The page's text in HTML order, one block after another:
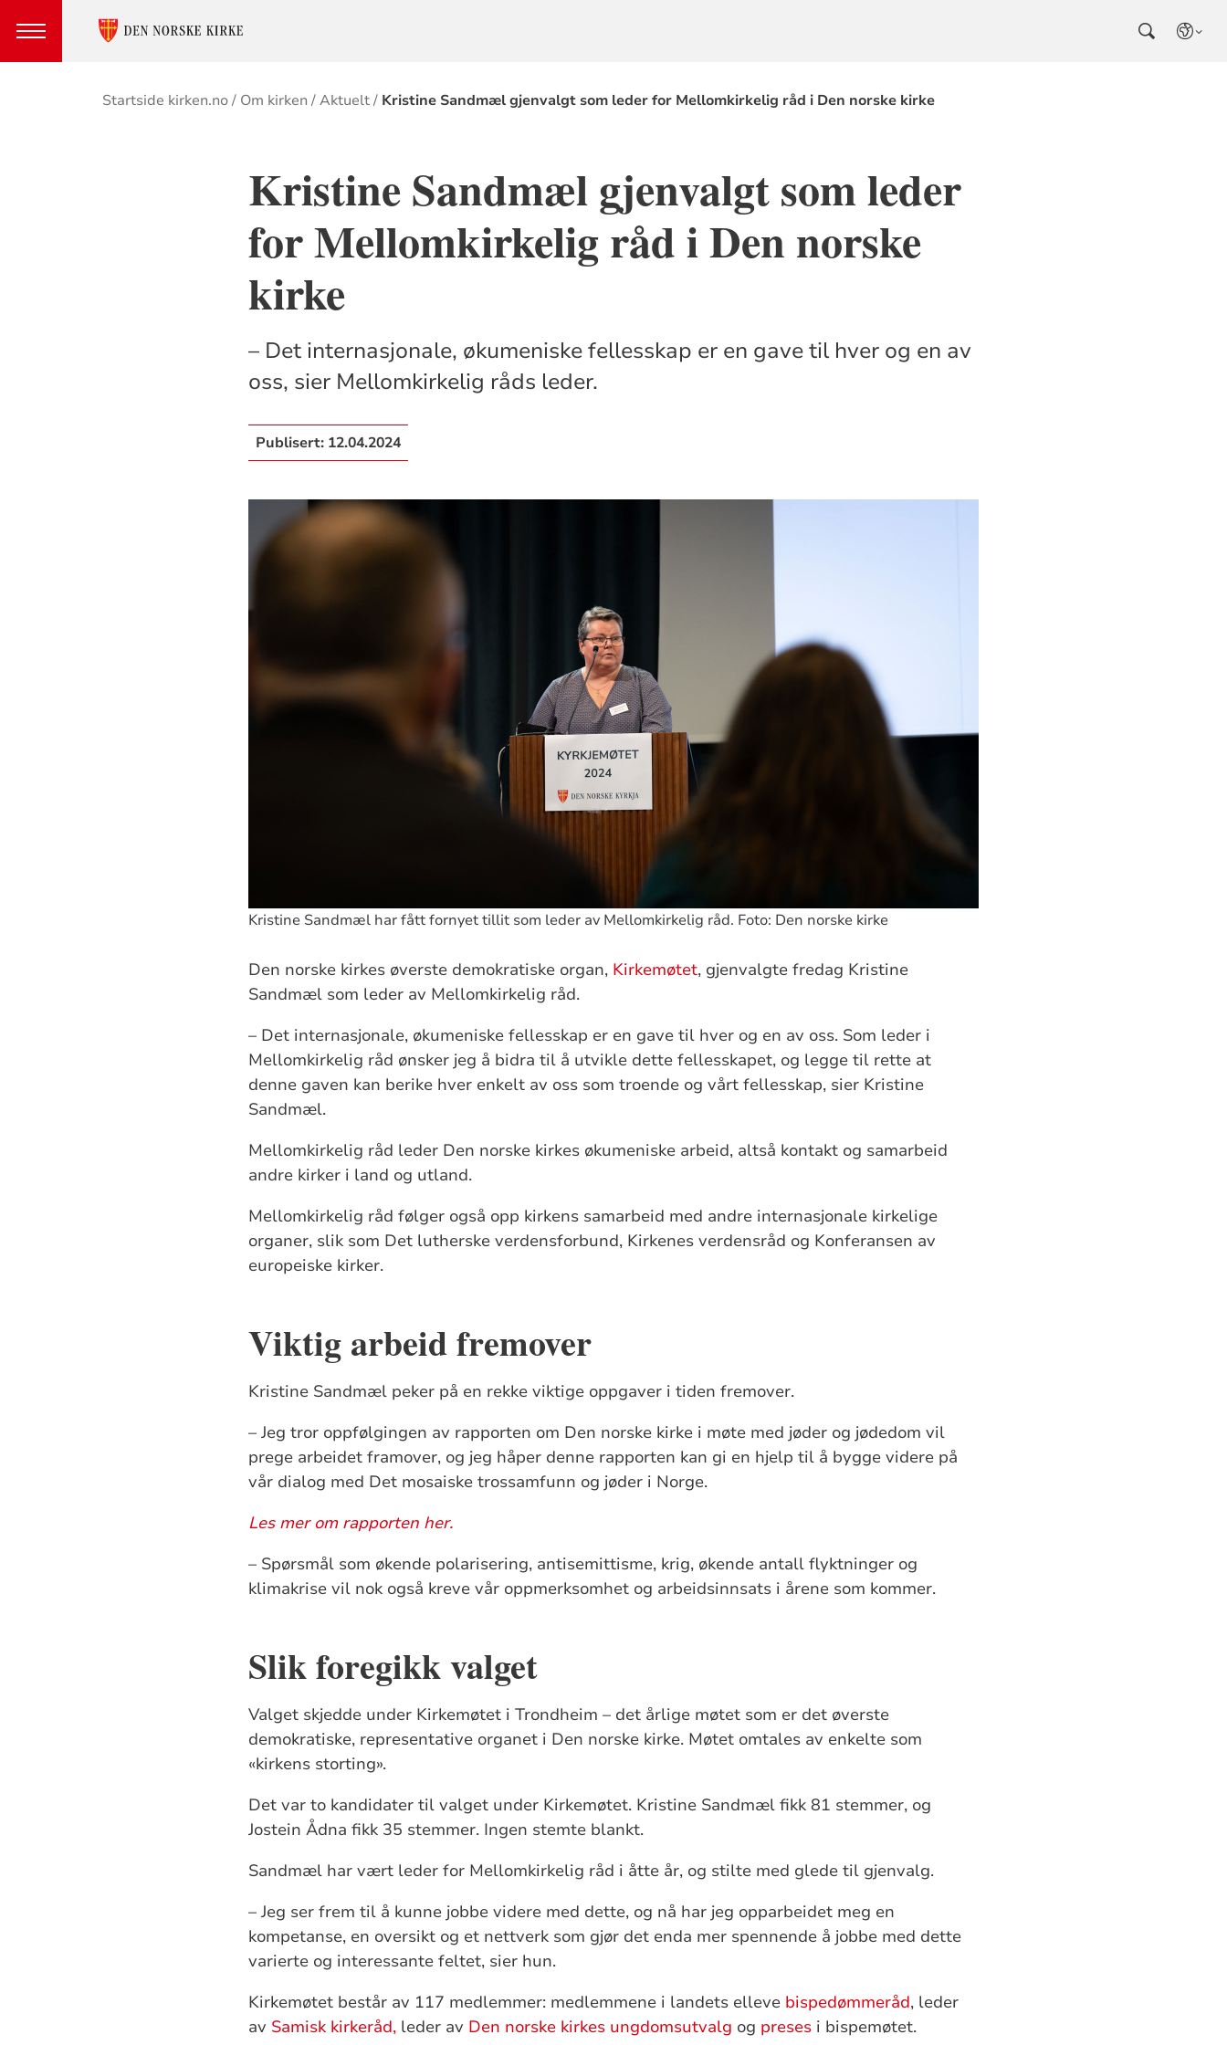
Brødsmulesti
Startside kirken.no Om kirken Aktuelt Kristine Sandmæl gjenvalgt som leder for Mellomkirkelig råd i Den norske kirke
Kristine Sandmæl gjenvalgt som leder
for Mellomkirkelig råd i Den norske
kirke
– Det internasjonale, økumeniske fellesskap er en gave til hver og en av
oss, sier Mellomkirkelig råds leder.
Publisert: 12.04.2024
Kristine Sandmæl har fått fornyet tillit som leder av Mellomkirkelig råd. Foto: Den norske kirke
Den norske kirkes øverste demokratiske organ, Kirkemøtet, gjenvalgte fredag Kristine
Sandmæl som leder av Mellomkirkelig råd.
– Det internasjonale, økumeniske fellesskap er en gave til hver og en av oss. Som leder i
Mellomkirkelig råd ønsker jeg å bidra til å utvikle dette fellesskapet, og legge til rette at
denne gaven kan berike hver enkelt av oss som troende og vårt fellesskap, sier Kristine
Sandmæl.
Mellomkirkelig råd leder Den norske kirkes økumeniske arbeid, altså kontakt og samarbeid
andre kirker i land og utland.
Mellomkirkelig råd følger også opp kirkens samarbeid med andre internasjonale kirkelige
organer, slik som Det lutherske verdensforbund, Kirkenes verdensråd og Konferansen av
europeiske kirker.
Viktig arbeid fremover
Kristine Sandmæl peker på en rekke viktige oppgaver i tiden fremover.
– Jeg tror oppfølgingen av rapporten om Den norske kirke i møte med jøder og jødedom vil
prege arbeidet framover, og jeg håper denne rapporten kan gi en hjelp til å bygge videre på
vår dialog med Det mosaiske trossamfunn og jøder i Norge.
Les mer om rapporten her.
– Spørsmål som økende polarisering, antisemittisme, krig, økende antall flyktninger og
klimakrise vil nok også kreve vår oppmerksomhet og arbeidsinnsats i årene som kommer.
Slik foregikk valget
Valget skjedde under Kirkemøtet i Trondheim – det årlige møtet som er det øverste
demokratiske, representative organet i Den norske kirke. Møtet omtales av enkelte som
«kirkens storting».
Det var to kandidater til valget under Kirkemøtet. Kristine Sandmæl fikk 81 stemmer, og
Jostein Ådna fikk 35 stemmer. Ingen stemte blankt.
Sandmæl har vært leder for Mellomkirkelig råd i åtte år, og stilte med glede til gjenvalg.
– Jeg ser frem til å kunne jobbe videre med dette, og nå har jeg opparbeidet meg en
kompetanse, en oversikt og et nettverk som gjør det enda mer spennende å jobbe med dette
varierte og interessante feltet, sier hun.
Kirkemøtet består av 117 medlemmer: medlemmene i landets elleve bispedømmeråd, leder
av Samisk kirkeråd, leder av Den norske kirkes ungdomsutvalg og preses i bispemøtet.